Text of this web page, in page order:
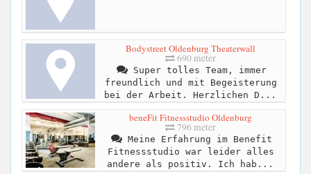
Bodystreet Oldenburg Theaterwall
690 meter
Super tolles Team, immer
freundlich und mit Begeisterung
bei der Arbeit. Herzlichen D...
beneFit Fitnessstudio Oldenburg
796 meter
Meine Erfahrung im Benefit
Fitnessstudio war leider alles
andere als positiv. Ich hab...